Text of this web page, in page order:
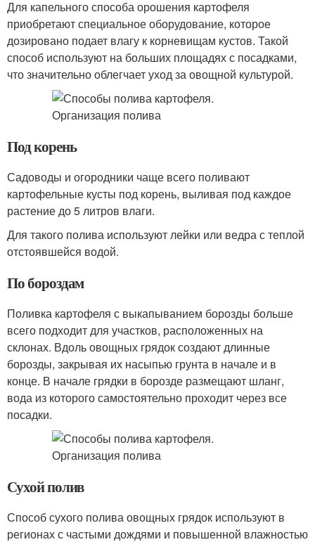
Для капельного способа орошения картофеля
приобретают специальное оборудование, которое
дозировано подает влагу к корневищам кустов. Такой
способ используют на больших площадях с посадками,
что значительно облегчает уход за овощной культурой.
Под корень
Садоводы и огородники чаще всего поливают
картофельные кусты под корень, выливая под каждое
растение до 5 литров влаги.
Для такого полива используют лейки или ведра с теплой
отстоявшейся водой.
По бороздам
Поливка картофеля с выкапыванием борозды больше
всего подходит для участков, расположенных на
склонах. Вдоль овощных грядок создают длинные
борозды, закрывая их насыпью грунта в начале и в
конце. В начале грядки в борозде размещают шланг,
вода из которого самостоятельно проходит через все
посадки.
Сухой полив
Способ сухого полива овощных грядок используют в
регионах с частыми дождями и повышенной влажностью